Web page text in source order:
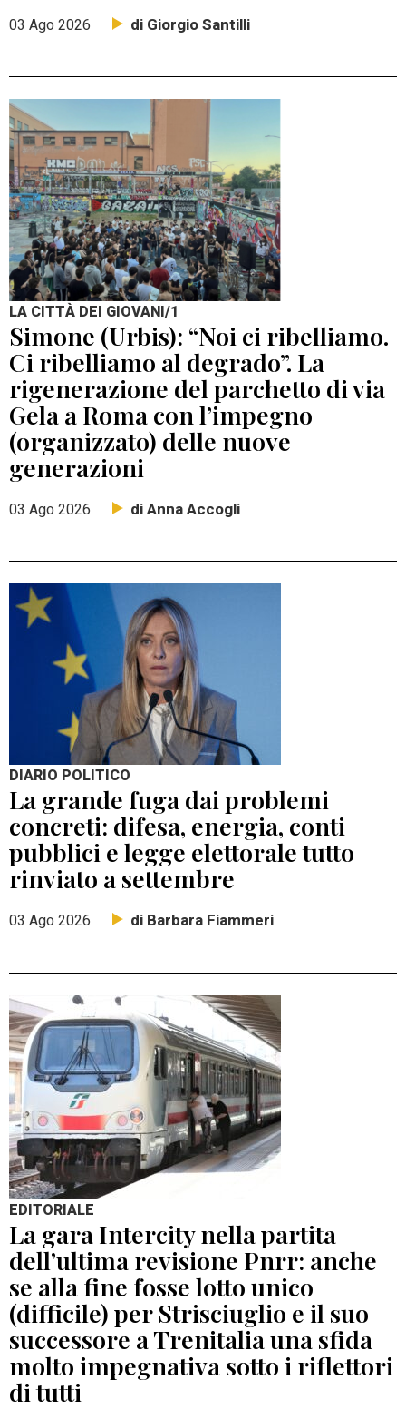
03 Ago 2026 di Giorgio Santilli
LA CITTÀ DEI GIOVANI/1
Simone (Urbis): “Noi ci ribelliamo.
Ci ribelliamo al degrado”. La
rigenerazione del parchetto di via
Gela a Roma con l’impegno
(organizzato) delle nuove
generazioni
03 Ago 2026 di Anna Accogli
DIARIO POLITICO
La grande fuga dai problemi
concreti: difesa, energia, conti
pubblici e legge elettorale tutto
rinviato a settembre
03 Ago 2026 di Barbara Fiammeri
EDITORIALE
La gara Intercity nella partita
dell’ultima revisione Pnrr: anche
se alla fine fosse lotto unico
(difficile) per Strisciuglio e il suo
successore a Trenitalia una sfida
molto impegnativa sotto i riflettori
di tutti